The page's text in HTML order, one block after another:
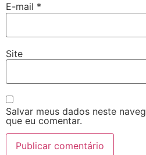
E-mail *
Site
Salvar meus dados neste
que eu comentar.